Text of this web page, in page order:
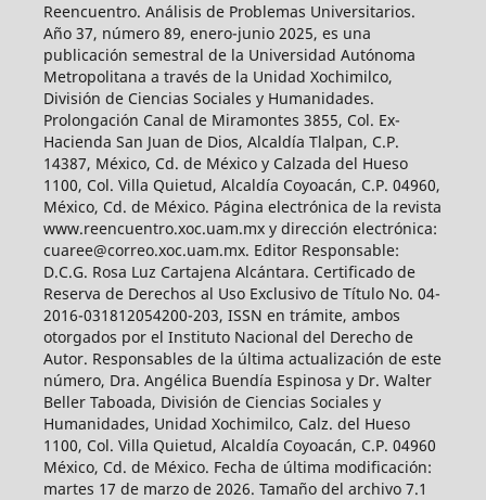
Reencuentro. Análisis de Problemas Universitarios.
Año 37, número 89, enero-junio 2025, es una
publicación semestral de la Universidad Autónoma
Metropolitana a través de la Unidad Xochimilco,
División de Ciencias Sociales y Humanidades.
Prolongación Canal de Miramontes 3855, Col. Ex-
Hacienda San Juan de Dios, Alcaldía Tlalpan, C.P.
14387, México, Cd. de México y Calzada del Hueso
1100, Col. Villa Quietud, Alcaldía Coyoacán, C.P. 04960,
México, Cd. de México. Página electrónica de la revista
www.reencuentro.xoc.uam.mx y dirección electrónica:
cuaree@correo.xoc.uam.mx. Editor Responsable:
D.C.G. Rosa Luz Cartajena Alcántara. Certificado de
Reserva de Derechos al Uso Exclusivo de Título No. 04-
2016-031812054200-203, ISSN en trámite, ambos
otorgados por el Instituto Nacional del Derecho de
Autor. Responsables de la última actualización de este
número, Dra. Angélica Buendía Espinosa y Dr. Walter
Beller Taboada, División de Ciencias Sociales y
Humanidades, Unidad Xochimilco, Calz. del Hueso
1100, Col. Villa Quietud, Alcaldía Coyoacán, C.P. 04960
México, Cd. de México. Fecha de última modificación:
martes 17 de marzo de 2026. Tamaño del archivo 7.1